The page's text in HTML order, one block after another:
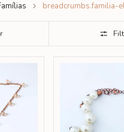
breadcrumbs.familia-